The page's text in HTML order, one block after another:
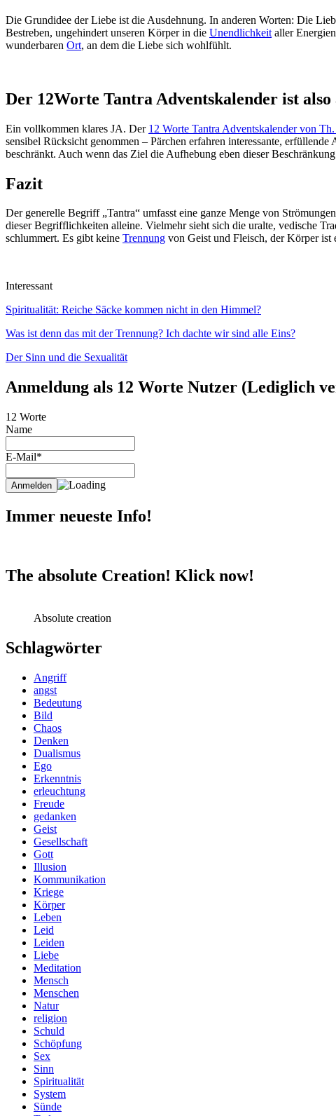
Die Grundidee der Liebe ist die Ausdehnung. In anderen Worten: Die
Bestreben, ungehindert unseren Körper in die Unendlichkeit aller
wunderbaren Ort, an dem die Liebe sich wohlfühlt.
Der 12Worte Tantra Adventskalender ist also
Ein vollkommen klares JA. Der 12 Worte Tantra Adventskalender von
sensibel Rücksicht genommen – Pärchen erfahren interessante,
beschränkt. Auch wenn das Ziel die Aufhebung eben dieser
Fazit
Der generelle Begriff „Tantra“ umfasst eine ganze Menge von
dieser Begrifflichkeiten alleine. Vielmehr sieht sich die uralte, vedische
schlummert. Es gibt keine Trennung von Geist und Fleisch, der Körper ist
Interessant
Spiritualität: Reiche Säcke kommen nicht in den Himmel?
Was ist denn das mit der Trennung? Ich dachte wir sind alle Eins?
Der Sinn und die Sexualität
Anmeldung als 12 Worte Nutzer (Lediglich
12 Worte
Name
E-Mail*
Immer neueste Info!
The absolute Creation! Klick now!
Absolute creation
Schlagwörter
Angriff
angst
Bedeutung
Bild
Chaos
Denken
Dualismus
Ego
Erkenntnis
erleuchtung
Freude
gedanken
Geist
Gesellschaft
Gott
Illusion
Kommunikation
Kriege
Körper
Leben
Leid
Leiden
Liebe
Meditation
Mensch
Menschen
Natur
religion
Schuld
Schöpfung
Sex
Sinn
Spiritualität
System
Sünde